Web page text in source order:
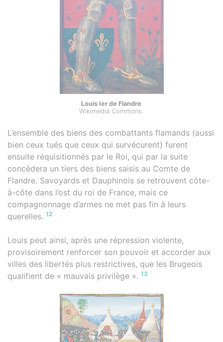
Louis Ier de Flandre
Wikimedia Commons.
L’ensemble des biens des combattants flamands (aussi
bien ceux tués que ceux qui survécurent) furent
ensuite réquisitionnés par le Roi, qui par la suite
concèdera un tiers des biens saisis au Comte de
Flandre. Savoyards et Dauphinois se retrouvent côte-
à-côte dans l’ost du roi de France, mais ce
compagnonnage d’armes ne met pas fin à leurs
querelles. 12
Louis peut ainsi, après une répression violente,
provisoirement renforcer son pouvoir et accorder aux
villes des libertés plus restrictives, que les Brugeois
qualifient de « mauvais privilège ». 13